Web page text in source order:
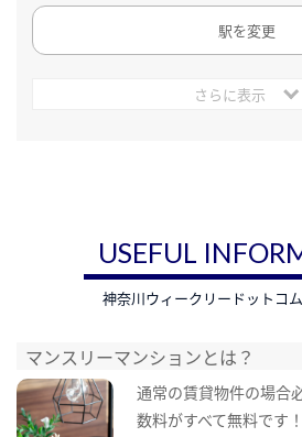
駅を変更
さらに表示
USEFUL
神奈川ウィークリードットコ
マンスリーマンションとは？
通常の賃貸物件の場合
数料がすべて無料です！